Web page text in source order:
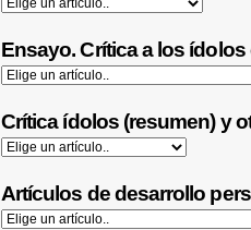
Ensayo. Crítica a los
Crítica ídolos (resumen) y
Artículos de desarrollo